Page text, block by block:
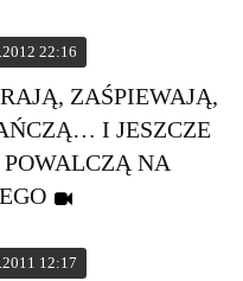
22:16
ZAŚPIEWAJĄ,
I JESZCZE
NA
12:17